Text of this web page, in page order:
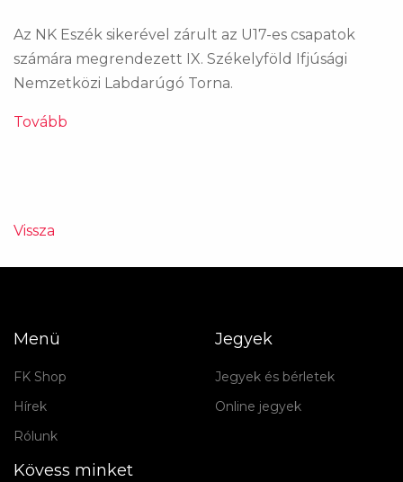
Az NK Eszék sikerével zárult az U17-es csapatok
számára megrendezett IX. Székelyföld Ifjúsági
Nemzetközi Labdarúgó Torna.
Tovább
Vissza
Menü
FK Shop
Hírek
Rólunk
Jegyek
Jegyek és bérletek
Online jegyek
Kövess minket